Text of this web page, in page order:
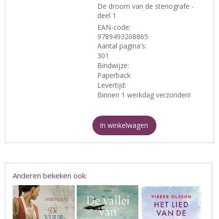
De droom van de stenografe -
deel 1
EAN-code:
9789493208865
Aantal pagina's:
301
Bindwijze:
Paperback
Levertijd:
Binnen 1 werkdag verzonden!
In winkelwagen
Anderen bekeken ook: